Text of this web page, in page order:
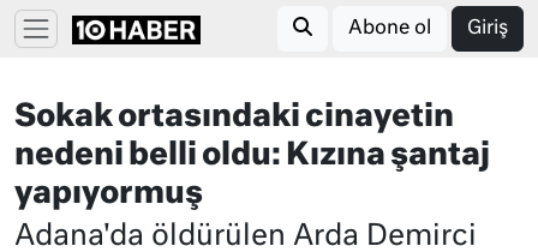
Abone ol Giriş
Sokak ortasındaki cinayetin
nedeni belli oldu: Kızına şantaj
yapıyormuş
Adana'da öldürülen Arda Demirci